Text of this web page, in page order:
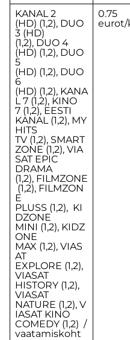
KANAL 2
(HD) (1,2), DUO
3 (HD)
(1,2), DUO 4
(HD) (1,2), DUO
5
(HD) (1,2), DUO
6
(HD) (1,2), KANA
L 7 (1,2), KINO
7 (1,2), EESTI
KANAL (1,2), MY
HITS
TV (1,2), SMART
ZONE (1,2), VIA
SAT EPIC
DRAMA
(1,2), FILMZONE
(1,2), FILMZON
E
PLUSS (1,2), KI
DZONE
MINI (1,2), KIDZ
ONE
MAX (1,2), VIAS
AT
EXPLORE (1,2),
VIASAT
HISTORY (1,2),
VIASAT
NATURE (1,2), V
IASAT KINO
COMEDY (1,2) /
vaatamiskoht
0.75
eurot/